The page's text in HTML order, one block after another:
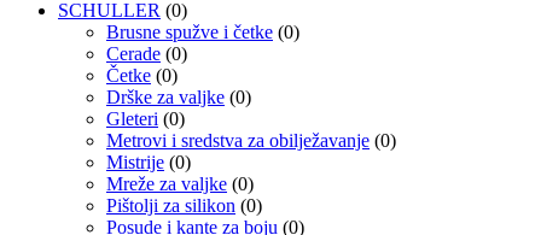
SCHULLER (0)
Brusne spužve i četke (0)
Cerade (0)
Četke (0)
Drške za valjke (0)
Gleteri (0)
Metrovi i sredstva za obilježavanje (0)
Mistrije (0)
Mreže za valjke (0)
Pištolji za silikon (0)
Posude i kante za boju (0)